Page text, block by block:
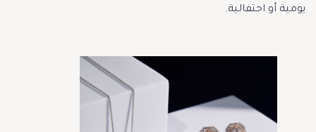
يومية أو احتفالية.